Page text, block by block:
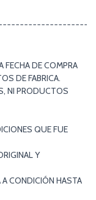
FECHA DE COMPRA
DE FABRICA.
NI PRODUCTOS
QUE FUE
Y
A CONDICIÓN HASTA